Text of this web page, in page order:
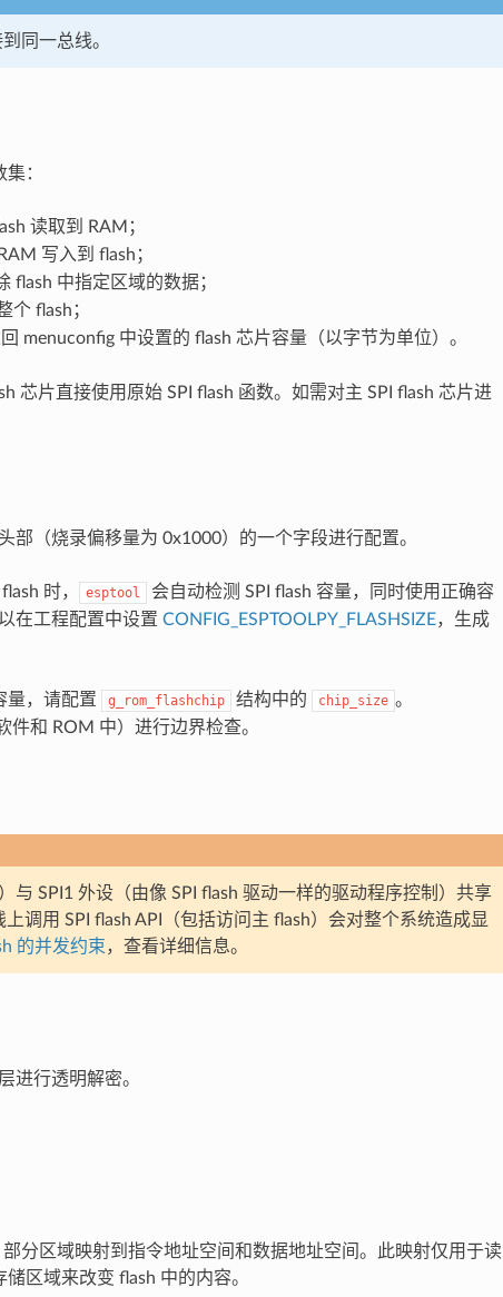
同一总线。
：
读取到 RAM；
写入到 flash；
flash 中指定区域的数据；
个 flash；
回 menuconfig 中设置的 flash 芯片容量（以字节为单位）。
芯片直接使用原始 SPI flash 函数。如需对主 SPI flash 芯片进
部（烧录偏移量为 0x1000）的一个字段进行配置。
时， esptool
会自动检测 SPI flash 容量，同时使用正确容
在工程配置中设置 CONFIG_ESPTOOLPY_FLASHSIZE，生成
量，请配置 g_rom_flashchip 结构中的 chip_size 。
件和 ROM 中）进行边界检查。
与 SPI1 外设（由像 SPI flash 驱动一样的驱动程序控制）共享
调用 SPI flash API（包括访问主 flash）会对整个系统造成显
的并发约束，查看详细信息。
进行透明解密。
部分区域映射到指令地址空间和数据地址空间。此映射仅用于读
区域来改变 flash 中的内容。